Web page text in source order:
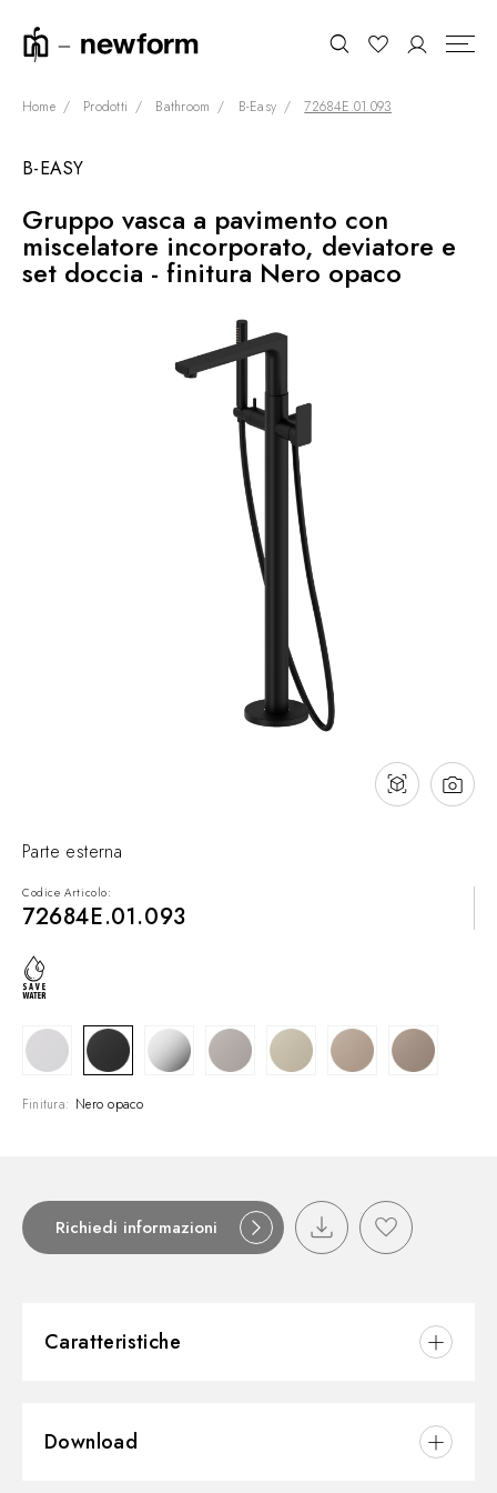
COLLEZIONI
SHOWROOM
CONTRACT DIVISION
CHI SIAMO
NEWS & EVENTI
Home Prodotti Bathroom B-Easy 72684E.01.093
Parte esterna
Codice Articolo:
72684E.01.093
Finitura: Nero opaco
B-EASY
Gruppo vasca a pavimento con
miscelatore incorporato, deviatore e
set doccia - finitura Nero opaco
Richiedi informazioni
Caratteristiche
Installazione:
Download